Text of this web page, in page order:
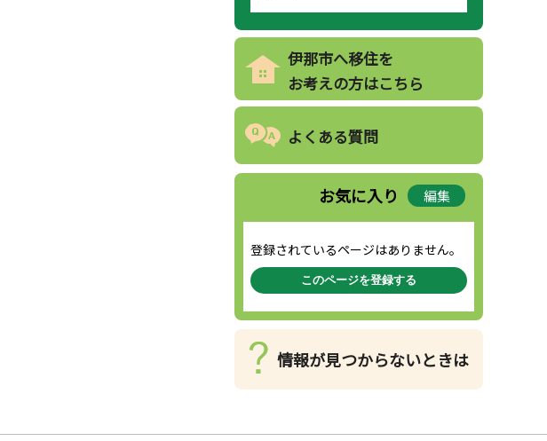
伊那市へ移住を
お考えの方はこちら
よくある質問
お気に入り 編集
登録されているページはありません。
このページを登録する
情報が見つからないときは